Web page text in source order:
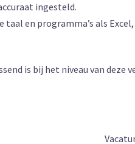
ingesteld.
en programma’s als
is bij het niveau van deze